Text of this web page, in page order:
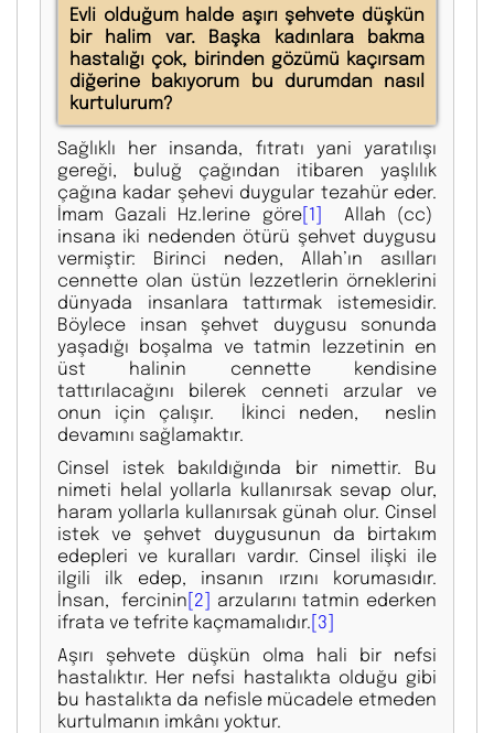
Evli olduğum halde aşırı şehvete düşkün
bir halim var. Başka kadınlara bakma
hastalığı çok, birinden gözümü kaçırsam
diğerine bakıyorum bu durumdan nasıl
kurtulurum?
Sağlıklı her insanda, fıtratı yani yaratılışı
gereği, buluğ çağından itibaren yaşlılık
çağına kadar şehevi duygular tezahür eder.
İmam Gazali Hz.lerine göre[1] Allah (cc)
insana iki nedenden ötürü şehvet duygusu
vermiştir: Birinci neden, Allah’ın asılları
cennette olan üstün lezzetlerin örneklerini
dünyada insanlara tattırmak istemesidir.
Böylece insan şehvet duygusu sonunda
yaşadığı boşalma ve tatmin lezzetinin en
üst halinin cennette kendisine
tattırılacağını bilerek cenneti arzular ve
onun için çalışır. İkinci neden, neslin
devamını sağlamaktır.
Cinsel istek bakıldığında bir nimettir. Bu
nimeti helal yollarla kullanırsak sevap olur,
haram yollarla kullanırsak günah olur. Cinsel
istek ve şehvet duygusunun da birtakım
edepleri ve kuralları vardır. Cinsel ilişki ile
ilgili ilk edep, insanın ırzını korumasıdır.
İnsan, fercinin[2] arzularını tatmin ederken
ifrata ve tefrite kaçmamalıdır.[3]
Aşırı şehvete düşkün olma hali bir nefsi
hastalıktır. Her nefsi hastalıkta olduğu gibi
bu hastalıkta da nefisle mücadele etmeden
kurtulmanın imkânı yoktur.